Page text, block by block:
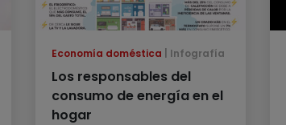
Economía doméstica Infografía
Los responsables del
consumo de energía en el
hogar